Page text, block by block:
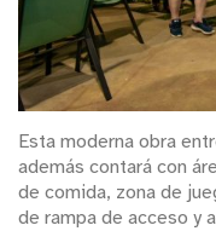
Esta moderna obra
además contará con
de comida, zona de
de rampa de acceso y